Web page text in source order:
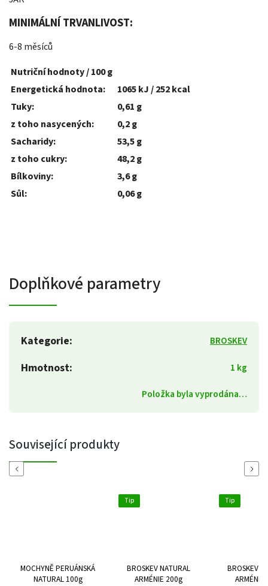
MINIMÁLNÍ TRVANLIVOST:
6-8 měsíců
Nutriční hodnoty / 100 g
Energetická hodnota:
1065 kJ / 252 kcal
Tuky:
0,61 g
z toho nasycených:
0,2 g
Sacharidy:
53,5 g
z toho cukry:
48,2 g
Bílkoviny:
3,6 g
Sůl:
0,06 g
Doplňkové parametry
Kategorie: BROSKEV
Hmotnost:
1 kg
Položka byla vyprodána…
Související produkty
Previous
MOCHYNĚ PERUÁNSKÁ
NATURAL 100g
Tip
BROSKEV NATURAL
ARMÉNIE 200g
Tip
BROSKEV
ARMÉNIE
Next